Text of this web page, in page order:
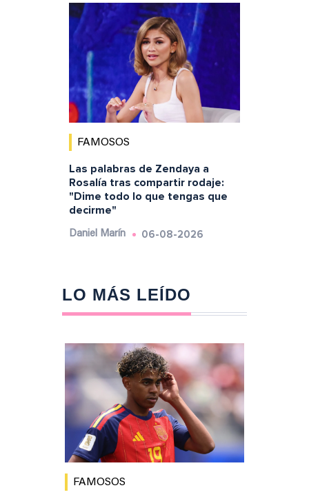
FAMOSOS
Las palabras de Zendaya a
Rosalía tras compartir rodaje:
"Dime todo lo que tengas que
decirme"
Daniel Marín 06-08-2026
LO MÁS LEÍDO
FAMOSOS